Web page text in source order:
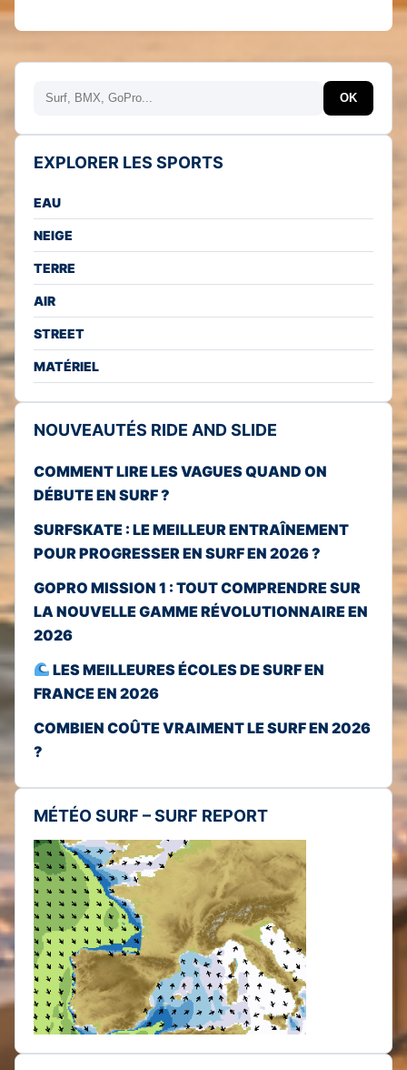
Rechercher OK
EXPLORER LES SPORTS
EAU
NEIGE
TERRE
AIR
STREET
MATÉRIEL
NOUVEAUTÉS RIDE AND SLIDE
COMMENT LIRE LES VAGUES QUAND ON
DÉBUTE EN SURF ?
SURFSKATE : LE MEILLEUR ENTRAÎNEMENT
POUR PROGRESSER EN SURF EN 2026 ?
GOPRO MISSION 1 : TOUT COMPRENDRE SUR
LA NOUVELLE GAMME RÉVOLUTIONNAIRE EN
2026
LES MEILLEURES ÉCOLES DE SURF EN
FRANCE EN 2026
COMBIEN COÛTE VRAIMENT LE SURF EN 2026
?
MÉTÉO SURF – SURF REPORT